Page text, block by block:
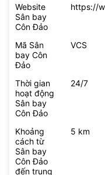
Website
Sân bay
Côn Đảo
https://
Mã Sân
bay Côn
Đảo
VCS
Thời gian
hoạt động
Sân bay
Côn Đảo
24/7
Khoảng
cách từ
Sân bay
Côn Đảo
đến trung
5 km